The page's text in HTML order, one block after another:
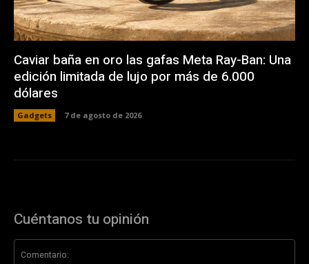
Caviar baña en oro las gafas Meta Ray-Ban: Una
edición limitada de lujo por más de 6.000
dólares
Gadgets 7 de agosto de 2026
Cuéntanos tu opinión